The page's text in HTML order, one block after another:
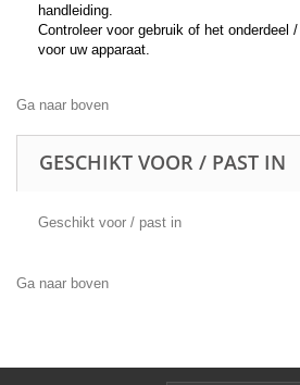
handleiding.
Controleer voor gebruik of het onderdeel
voor uw apparaat.
Ga naar boven
GESCHIKT VOOR / PAST IN
Geschikt voor / past in
Ga naar boven